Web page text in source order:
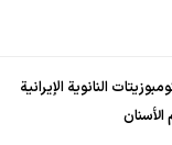
النانوية الإيرانية
الأسنان